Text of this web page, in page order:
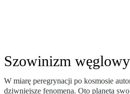
Szowinizm węglowy
W miarę peregrynacji po kosmosie
dziwniejsze fenomena. Oto planeta